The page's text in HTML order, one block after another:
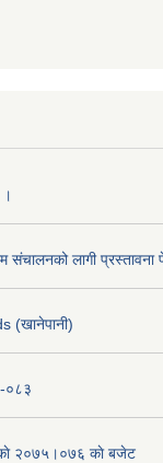
।
संचालनको लागी
(खानेपानी)
०८३
२०७५।०७६ काे बजेट